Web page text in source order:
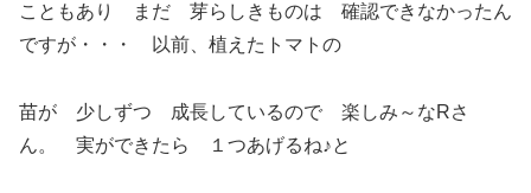
こともあり まだ 芽らしきものは 確認できなかったん
ですが・・・ 以前、植えたトマトの
苗が 少しずつ 成長しているので 楽しみ～なRさ
ん。 実ができたら １つあげるね♪と